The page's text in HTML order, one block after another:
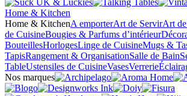
Home & Kitchen
Home & KitchenA emporterArt de ServirArt
de CuisineBougies & Parfums d’intérieur
BouteillesHorlogesLinge de CuisineMugs &
TapisRangement & OrganisationSalle de Bain
TableUstensiles de CuisineVasesVerrerie
Nos marques